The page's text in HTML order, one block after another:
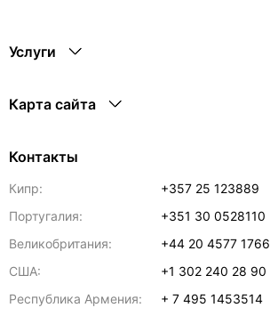
Услуги
Карта сайта
Контакты
Кипр:
+357 25 123889
Португалия:
+351 30 0528110
Великобритания:
+44 20 4577 1766
США:
+1 302 240 28 90
Республика Армения:
+ 7 495 1453514